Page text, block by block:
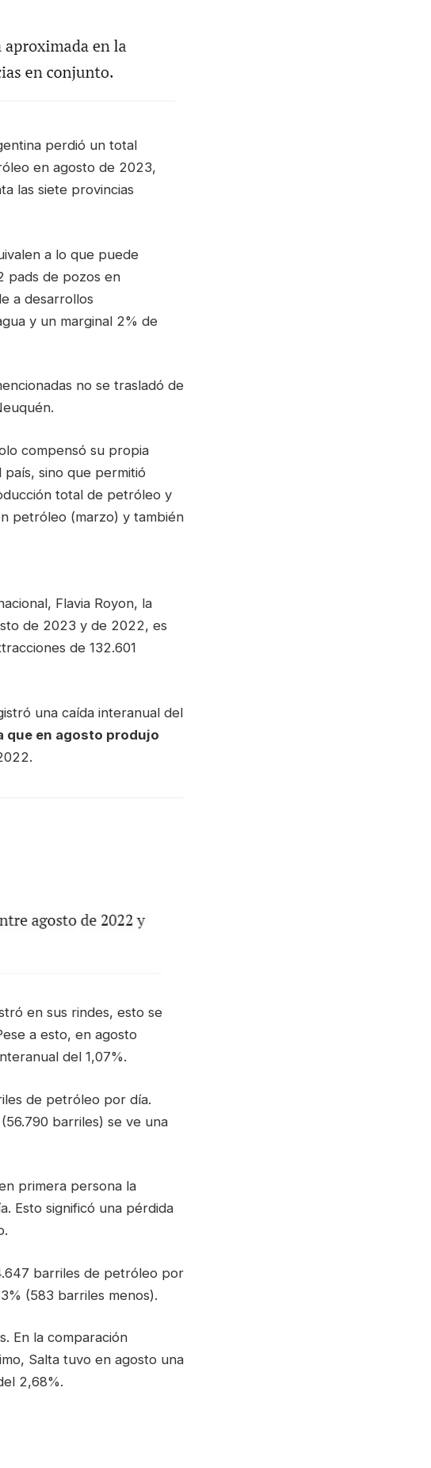
perdió un total
en agosto de 2023,
las siete provincias
a lo que puede
pads de pozos en
a desarrollos
y un marginal 2% de
no se trasladó de
compensó su propia
sino que permitió
total de petróleo y
petróleo (marzo) y también
Flavia Royon, la
de 2023 y de 2022, es
de 132.601
una caída interanual del
que en agosto produjo
en sus rindes, esto se
a esto, en agosto
del 1,07%.
de petróleo por día.
barriles) se ve una
primera persona la
Esto significó una pérdida
barriles de petróleo por
(583 barriles menos).
En la comparación
Salta tuvo en agosto una
2,68%.